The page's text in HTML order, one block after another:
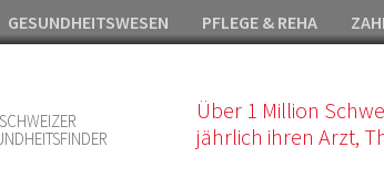
GESUNDHEITSWESEN PFLEGE & REHA
Über 1 Million
jährlich ihren Arzt,